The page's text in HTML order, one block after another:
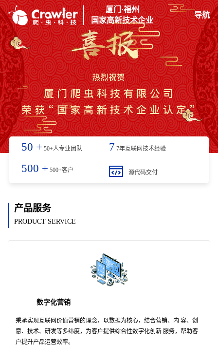
厦门·福州
国家高新技术企业
导航
50 + 50+人专业团队 7 7年互联网技术经验
500 + 500+客户 源代码交付
产品服务
PRODUCT SERVICE
数字化营销
秉承实现互联网价值营销的理念，以数据为核心，结合营销、内 容、创
意、技术、研发等多纬度，为客户提供综合性数字化创新 服务，帮助客
户提升产品运营效率。